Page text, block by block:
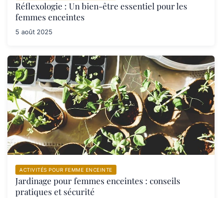
Réflexologie : Un bien-être essentiel pour les
femmes enceintes
5 août 2025
ACTIVITÉS POUR FEMME ENCEINTE
Jardinage pour femmes enceintes : conseils
pratiques et sécurité